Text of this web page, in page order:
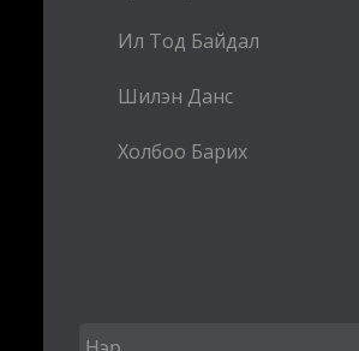
Ил Тод Байдал
Шилэн Данс
Холбоо Барих